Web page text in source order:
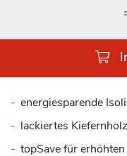
energiesparende
lackiertes Kiefernholz
topSave für